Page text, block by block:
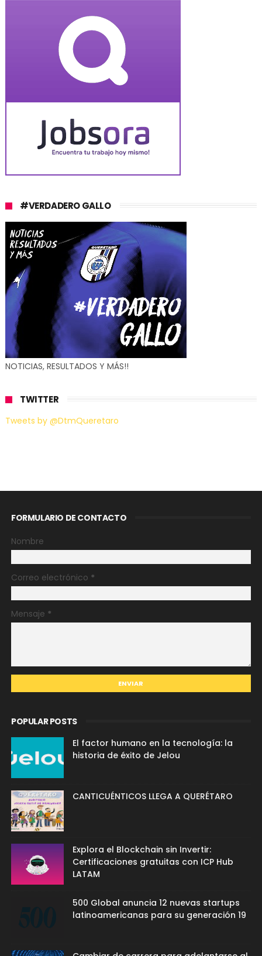
#VERDADERO GALLO
NOTICIAS, RESULTADOS Y MÁS!!
TWITTER
Tweets by @DtmQueretaro
FORMULARIO DE CONTACTO
Nombre
Correo electrónico *
Mensaje *
POPULAR POSTS
El factor humano en la tecnología: la
historia de éxito de Jelou
CANTICUÉNTICOS LLEGA A QUERÉTARO
Explora el Blockchain sin Invertir:
Certificaciones gratuitas con ICP Hub
LATAM
500 Global anuncia 12 nuevas startups
latinoamericanas para su generación 19